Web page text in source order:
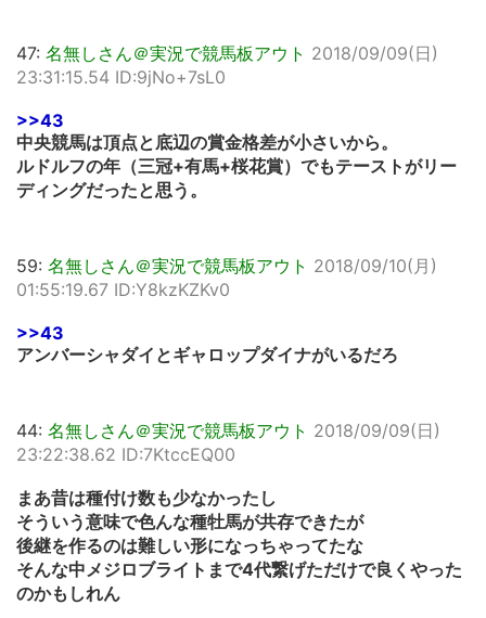
47: 名無しさん＠実況で競馬板アウト 2018/09/09(日)
23:31:15.54 ID:9jNo+7sL0
>>43
中央競馬は頂点と底辺の賞金格差が小さいから。
ルドルフの年（三冠+有馬+桜花賞）でもテーストがリー
ディングだったと思う。
59: 名無しさん＠実況で競馬板アウト 2018/09/10(月)
01:55:19.67 ID:Y8kzKZKv0
>>43
アンバーシャダイとギャロップダイナがいるだろ
44: 名無しさん＠実況で競馬板アウト 2018/09/09(日)
23:22:38.62 ID:7KtccEQ00
まあ昔は種付け数も少なかったし
そういう意味で色んな種牡馬が共存できたが
後継を作るのは難しい形になっちゃってたな
そんな中メジロブライトまで4代繋げただけで良くやった
のかもしれん